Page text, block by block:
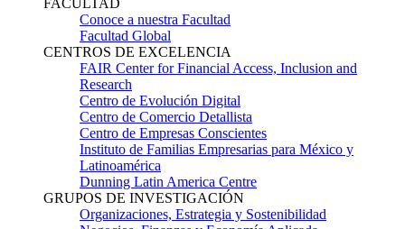
FACULTAD
Conoce a nuestra Facultad
Facultad Global
CENTROS DE EXCELENCIA
FAIR Center for Financial Access, Inclusion and
Research
Centro de Evolución Digital
Centro de Comercio Detallista
Centro de Empresas Conscientes
Instituto de Familias Empresarias para México y
Latinoamérica
Dunning Latin America Centre
GRUPOS DE INVESTIGACIÓN
Organizaciones, Estrategia y Sostenibilidad